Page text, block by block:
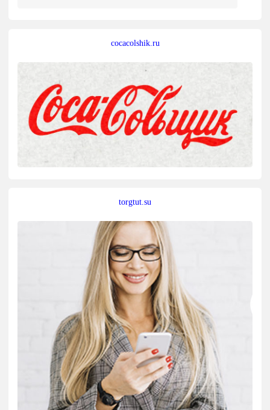
cocacolshik.ru
torgtut.su